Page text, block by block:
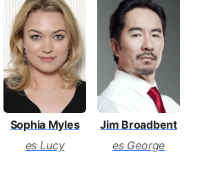
Sophia Myles
es Lucy
Jim Broadbent
es George